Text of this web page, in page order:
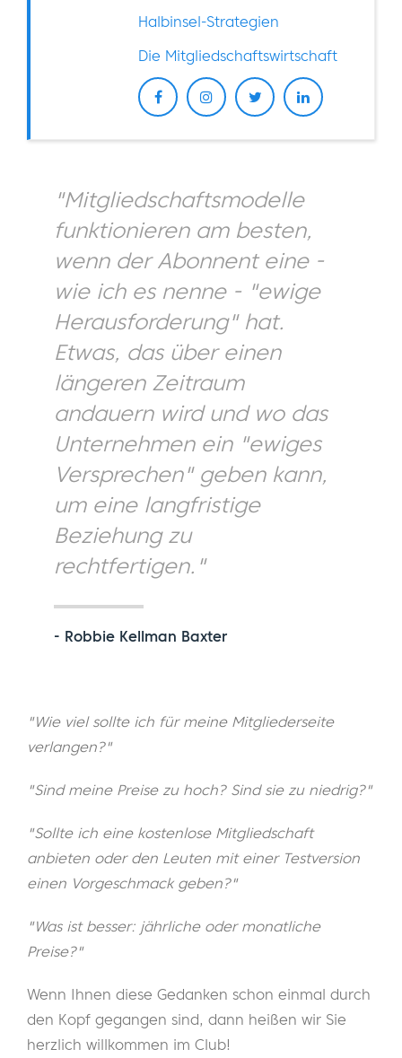
Halbinsel-Strategien
Die Mitgliedschaftswirtschaft
"Mitgliedschaftsmodelle
funktionieren am besten,
wenn der Abonnent eine -
wie ich es nenne - "ewige
Herausforderung" hat.
Etwas, das über einen
längeren Zeitraum
andauern wird und wo das
Unternehmen ein "ewiges
Versprechen" geben kann,
um eine langfristige
Beziehung zu
rechtfertigen."
- Robbie Kellman Baxter
"Wie viel sollte ich für meine Mitgliederseite
verlangen?"
"Sind meine Preise zu hoch? Sind sie zu niedrig?"
"Sollte ich eine kostenlose Mitgliedschaft
anbieten oder den Leuten mit einer Testversion
einen Vorgeschmack geben?"
"Was ist besser: jährliche oder monatliche
Preise?"
Wenn Ihnen diese Gedanken schon einmal durch
den Kopf gegangen sind, dann heißen wir Sie
herzlich willkommen im Club!